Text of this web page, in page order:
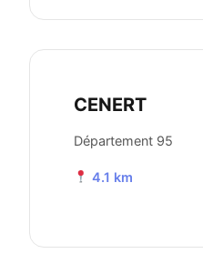
CENERT
Département 95
4.1 km